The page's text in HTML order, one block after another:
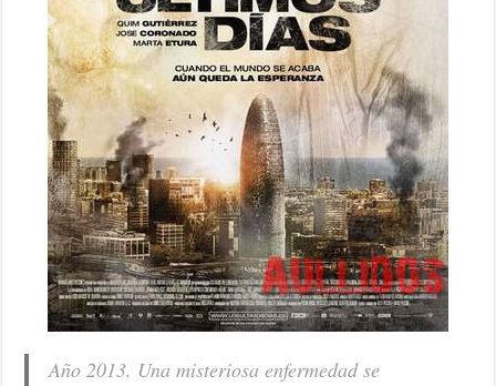
Año 2013. Una misteriosa enfermedad se